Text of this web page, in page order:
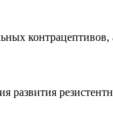
контрацептивов,